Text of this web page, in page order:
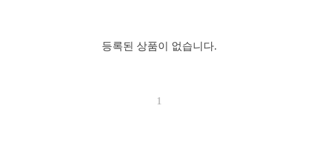
등록된 상품이 없습니다.
1